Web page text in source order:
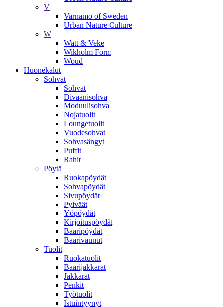
V
Varnamo of Sweden
Urban Nature Culture
W
Watt & Veke
Wikholm Form
Woud
Huonekalut
Sohvat
Sohvat
Divaanisohva
Moduulisohva
Nojatuolit
Loungetuolit
Vuodesohvat
Sohvasängyt
Puffit
Rahit
Pöytä
Ruokapöydät
Sohvapöydät
Sivupöydät
Pylväät
Yöpöydät
Kirjoituspöydät
Baaripöydät
Baarivaunut
Tuolit
Ruokatuolit
Baarijakkarat
Jakkarat
Penkit
Työtuolit
Istuintyynyt